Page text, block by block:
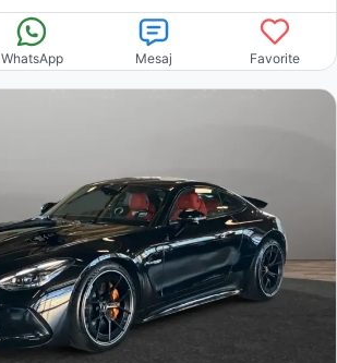
WhatsApp Mesaj Favorite